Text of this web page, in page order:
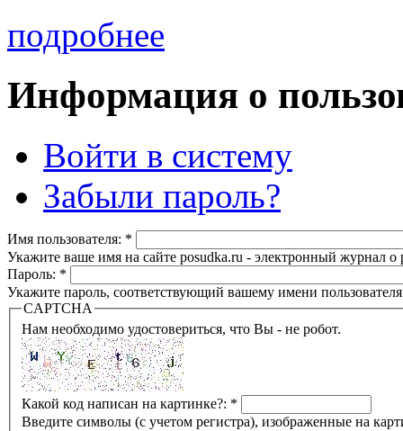
подробнее
Информация о
Войти в систему
Забыли пароль?
Имя пользователя: *
Укажите ваше имя на сайте posudka.ru - электронный журнал
Пароль: *
Укажите пароль, соответствующий вашему имени
CAPTCHA
Нам необходимо удостовериться, что Вы - не робот.
Какой код написан на картинке?: *
Введите символы (с учетом регистра), изображенные на